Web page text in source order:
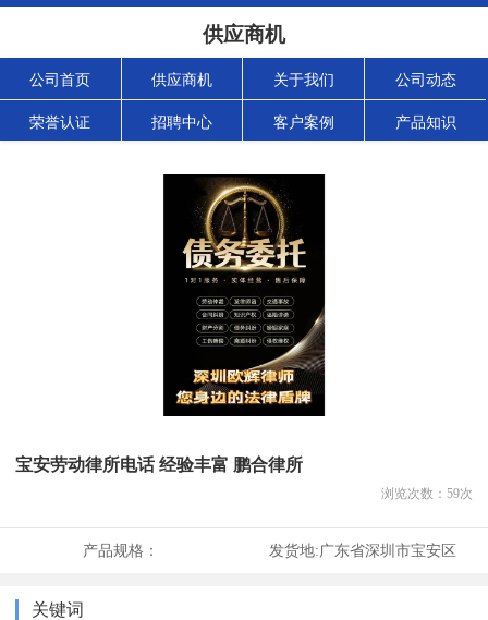
供应商机
公司首页 供应商机 关于我们 公司动态
荣誉认证 招聘中心 客户案例 产品知识
宝安劳动律所电话 经验丰富 鹏合律所
浏览次数： 59次
产品规格： 发货地:广东省深圳市宝安区
关键词